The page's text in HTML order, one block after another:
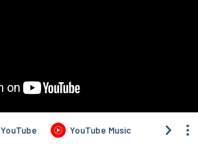
YouTube YouTube Music